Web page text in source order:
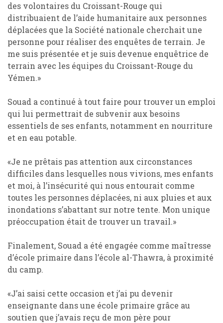
des volontaires du Croissant-Rouge qui
distribuaient de l’aide humanitaire aux personnes
déplacées que la Société nationale cherchait une
personne pour réaliser des enquêtes de terrain. Je
me suis présentée et je suis devenue enquêtrice de
terrain avec les équipes du Croissant-Rouge du
Yémen.»
Souad a continué à tout faire pour trouver un emploi
qui lui permettrait de subvenir aux besoins
essentiels de ses enfants, notamment en nourriture
et en eau potable.
«Je ne prêtais pas attention aux circonstances
difficiles dans lesquelles nous vivions, mes enfants
et moi, à l’insécurité qui nous entourait comme
toutes les personnes déplacées, ni aux pluies et aux
inondations s’abattant sur notre tente. Mon unique
préoccupation était de trouver un travail.»
Finalement, Souad a été engagée comme maîtresse
d’école primaire dans l’école al-Thawra, à proximité
du camp.
«J’ai saisi cette occasion et j’ai pu devenir
enseignante dans une école primaire grâce au
soutien que j’avais reçu de mon père pour